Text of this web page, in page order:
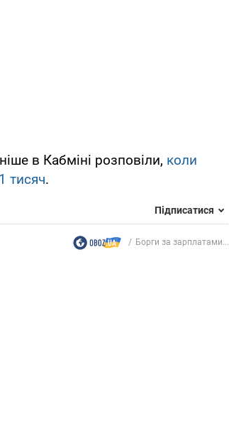
в Кабміні розповіли, коли
тисяч.
Підписатися
Борги за зарплатами...